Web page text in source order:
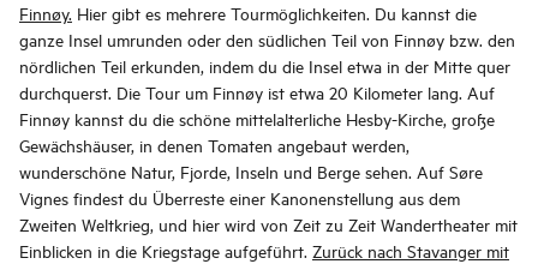
Finnøy. Hier gibt es mehrere Tourmöglichkeiten. Du kannst die
ganze Insel umrunden oder den südlichen Teil von Finnøy bzw. den
nördlichen Teil erkunden, indem du die Insel etwa in der Mitte quer
durchquerst. Die Tour um Finnøy ist etwa 20 Kilometer lang. Auf
Finnøy kannst du die schöne mittelalterliche Hesby-Kirche, große
Gewächshäuser, in denen Tomaten angebaut werden,
wunderschöne Natur, Fjorde, Inseln und Berge sehen. Auf Søre
Vignes findest du Überreste einer Kanonenstellung aus dem
Zweiten Weltkrieg, und hier wird von Zeit zu Zeit Wandertheater mit
Einblicken in die Kriegstage aufgeführt. Zurück nach Stavanger mit